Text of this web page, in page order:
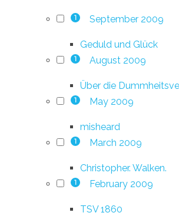
1 September 2009
Geduld und Glück
1 August 2009
Über die
1 May 2009
misheard
1 March 2009
Christopher. Walken.
1 February 2009
TSV 1860